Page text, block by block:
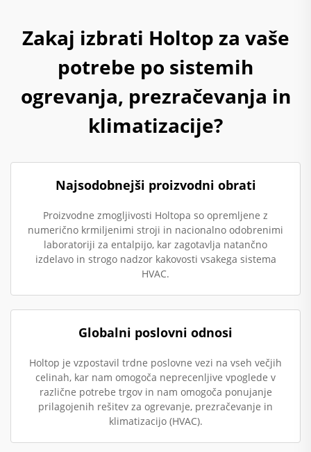
Zakaj izbrati Holtop za vaše
potrebe po sistemih
ogrevanja, prezračevanja in
klimatizacije?
Najsodobnejši proizvodni obrati
Proizvodne zmogljivosti Holtopa so opremljene z
numerično krmiljenimi stroji in nacionalno odobrenimi
laboratoriji za entalpijo, kar zagotavlja natančno
izdelavo in strogo nadzor kakovosti vsakega sistema
HVAC.
Globalni poslovni odnosi
Holtop je vzpostavil trdne poslovne vezi na vseh večjih
celinah, kar nam omogoča neprecenljive vpoglede v
različne potrebe trgov in nam omogoča ponujanje
prilagojenih rešitev za ogrevanje, prezračevanje in
klimatizacijo (HVAC).